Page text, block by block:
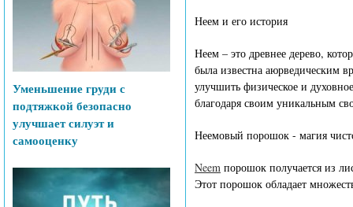
Уменьшение груди с
подтяжкой безопасно
улучшает силуэт и
самооценку
Неем и его история
Неем – это древнее дерево,
была известна аюрведическим
улучшить физическое и
благодаря своим уникальным
Неемовый порошок - магия
Neem порошок получается из
Этот порошок обладает